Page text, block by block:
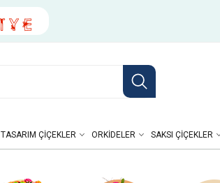
TASARIM ÇIÇEKLER ORKIDELER SAKSI ÇIÇEKLER